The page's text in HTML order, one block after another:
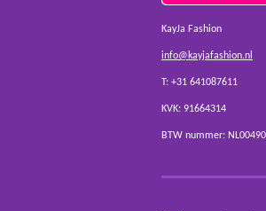
KayJa Fashion
info@kayjafashion.nl
T: +31 641087611
KVK: 91664314
BTW nummer: